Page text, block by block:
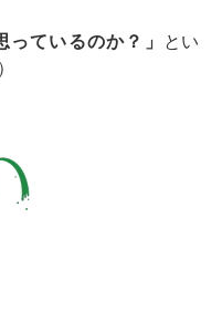
っているのか？」
とい